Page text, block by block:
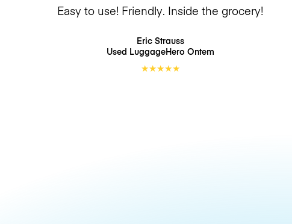
Easy to use! Friendly. Inside the grocery!
Eric Strauss
Used LuggageHero Ontem
★★★★★